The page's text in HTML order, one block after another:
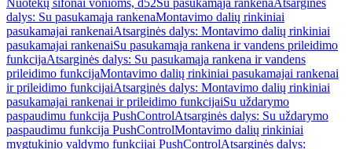
Nuotekų sifonai vonioms, d52Su pasukamąja rankenaAtsarginės
dalys: Su pasukamąja rankenaMontavimo dalių rinkiniai
pasukamajai rankenaiAtsarginės dalys: Montavimo dalių rinkiniai
pasukamajai rankenaiSu pasukamąja rankena ir vandens prileidimo
funkcijaAtsarginės dalys: Su pasukamąja rankena ir vandens
prileidimo funkcijaMontavimo dalių rinkiniai pasukamajai rankenai
ir prileidimo funkcijaiAtsarginės dalys: Montavimo dalių rinkiniai
pasukamajai rankenai ir prileidimo funkcijaiSu uždarymo
paspaudimu funkcija PushControlAtsarginės dalys: Su uždarymo
paspaudimu funkcija PushControlMontavimo dalių rinkiniai
mygtukinio valdymo funkcijai PushControlAtsarginės dalys: